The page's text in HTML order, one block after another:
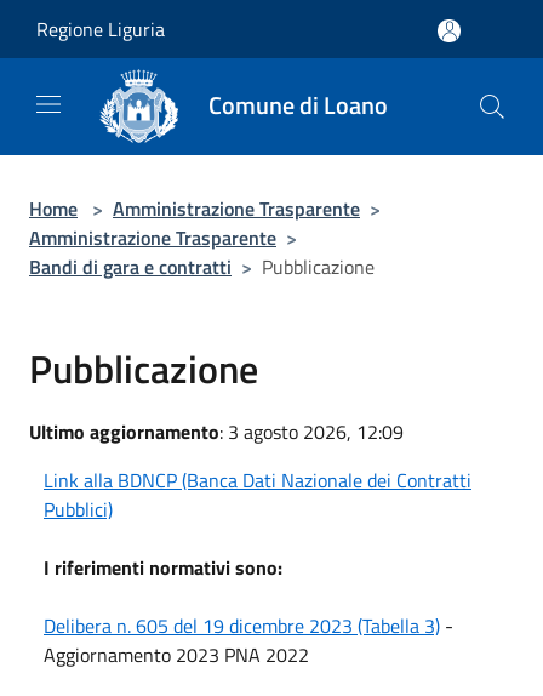
Regione Liguria
Comune di Loano
Home > Amministrazione Trasparente >
Amministrazione Trasparente >
Bandi di gara e contratti > Pubblicazione
Pubblicazione
Ultimo aggiornamento: 3 agosto 2026, 12:09
Link alla BDNCP (Banca Dati Nazionale dei Contratti
Pubblici)
I riferimenti normativi sono:
Delibera n. 605 del 19 dicembre 2023 (Tabella 3) -
Aggiornamento 2023 PNA 2022